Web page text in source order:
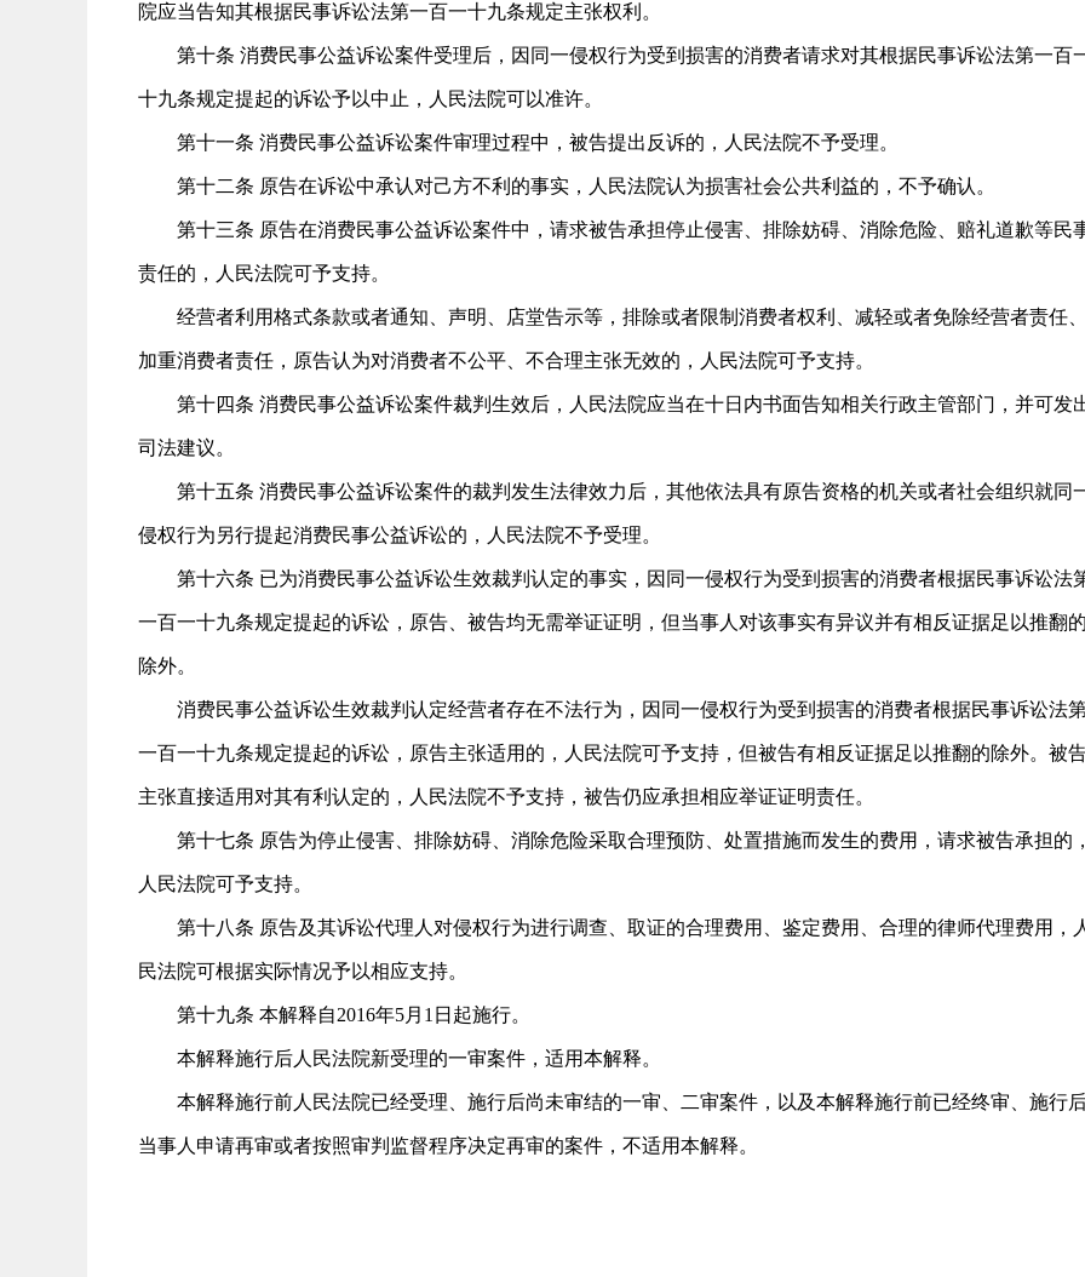
院应当告知其根据民事诉讼法第一百一十九条规定主张权利。
第十条 消费民事公益诉讼案件受理后，因同一侵权行为受到损害的消费者请求对其根据民事诉讼法第一百
十九条规定提起的诉讼予以中止，人民法院可以准许。
第十一条 消费民事公益诉讼案件审理过程中，被告提出反诉的，人民法院不予受理。
第十二条 原告在诉讼中承认对己方不利的事实，人民法院认为损害社会公共利益的，不予确认。
第十三条 原告在消费民事公益诉讼案件中，请求被告承担停止侵害、排除妨碍、消除危险、赔礼道歉等民
责任的，人民法院可予支持。
经营者利用格式条款或者通知、声明、店堂告示等，排除或者限制消费者权利、减轻或者免除经营者责任、
加重消费者责任，原告认为对消费者不公平、不合理主张无效的，人民法院可予支持。
第十四条 消费民事公益诉讼案件裁判生效后，人民法院应当在十日内书面告知相关行政主管部门，并可发
司法建议。
第十五条 消费民事公益诉讼案件的裁判发生法律效力后，其他依法具有原告资格的机关或者社会组织就同
侵权行为另行提起消费民事公益诉讼的，人民法院不予受理。
第十六条 已为消费民事公益诉讼生效裁判认定的事实，因同一侵权行为受到损害的消费者根据民事诉讼法
一百一十九条规定提起的诉讼，原告、被告均无需举证证明，但当事人对该事实有异议并有相反证据足以推翻的
除外。
消费民事公益诉讼生效裁判认定经营者存在不法行为，因同一侵权行为受到损害的消费者根据民事诉讼法
一百一十九条规定提起的诉讼，原告主张适用的，人民法院可予支持，但被告有相反证据足以推翻的除外。被
主张直接适用对其有利认定的，人民法院不予支持，被告仍应承担相应举证证明责任。
第十七条 原告为停止侵害、排除妨碍、消除危险采取合理预防、处置措施而发生的费用，请求被告承担的，
人民法院可予支持。
第十八条 原告及其诉讼代理人对侵权行为进行调查、取证的合理费用、鉴定费用、合理的律师代理费用，
民法院可根据实际情况予以相应支持。
第十九条 本解释自2016年5月1日起施行。
本解释施行后人民法院新受理的一审案件，适用本解释。
本解释施行前人民法院已经受理、施行后尚未审结的一审、二审案件，以及本解释施行前已经终审、施行
当事人申请再审或者按照审判监督程序决定再审的案件，不适用本解释。